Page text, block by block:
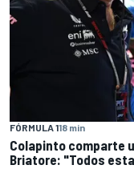
FÓRMULA 118 min
Colapinto comparte
Briatore: "Todos